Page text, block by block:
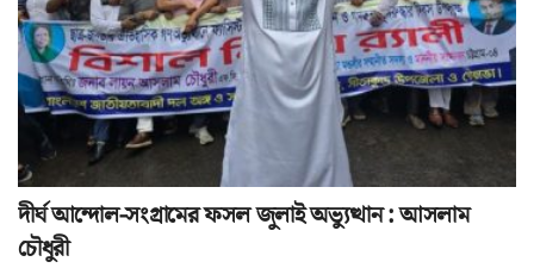
দীর্ঘ আন্দোল-সংগ্রামের ফসল জুলাই অভ্যুত্থান : আসলাম
চৌধুরী